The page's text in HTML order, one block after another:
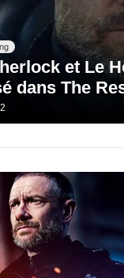
et Le
dans The